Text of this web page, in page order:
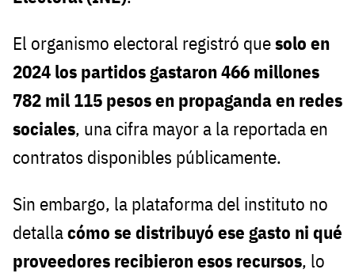
El organismo electoral registró quesolo en
2024 los partidos gastaron 466 millones
782 mil 115 pesos en propaganda en redes
sociales, una cifra mayor a la reportada en
contratos disponibles públicamente.
Sin embargo, la plataforma del instituto no
detallacómo se distribuyó ese gasto ni qué
proveedores recibieron esos recursos, lo